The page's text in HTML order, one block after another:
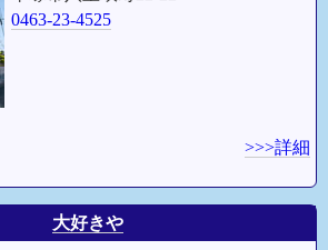
0463-23-4525
>>>詳細
大好きや